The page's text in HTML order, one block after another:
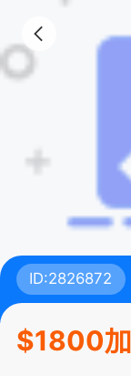
ID:2826872
$1800